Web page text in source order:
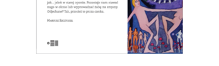
E-BOOK DO KOSZYKA